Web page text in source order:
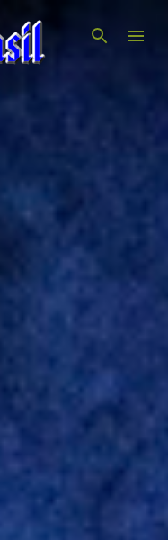
principal